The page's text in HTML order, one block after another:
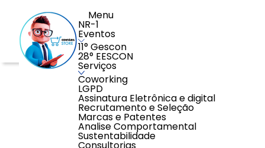
Menu
NR-1
Eventos
11° Gescon
28° EESCON
Serviços
Coworking
LGPD
Assinatura Eletrônica e digital
Recrutamento e Seleção
Marcas e Patentes
Analise Comportamental
Sustentabilidade
Consultorias
Home > Educação >